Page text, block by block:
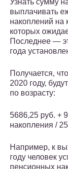
Узнать сумму
выплачивать
накоплений на
которых
Последнее —
года
Получается,
2020 году,
по возрасту:
5686,25 руб. +
накопления /
Например, к
году человек
пенсионных